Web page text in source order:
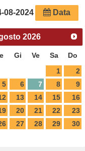
08-2024 Data
2026
Gi Ve Sa
Do
1
2
5 6 7 8
9
13 14 15
16
20 21 22
23
27 28 29
30